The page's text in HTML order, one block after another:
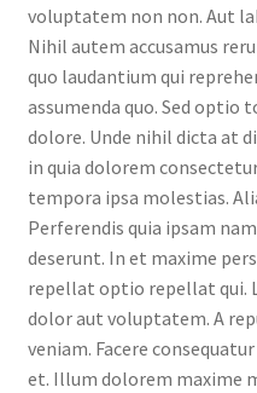
voluptatem non non. Aut
Nihil autem accusamus
quo laudantium qui
assumenda quo. Sed optio
dolore. Unde nihil dicta at
in quia dolorem
tempora ipsa molestias.
Perferendis quia ipsam
deserunt. In et maxime
repellat optio repellat qui.
dolor aut voluptatem. A
veniam. Facere
et. Illum dolorem maxime